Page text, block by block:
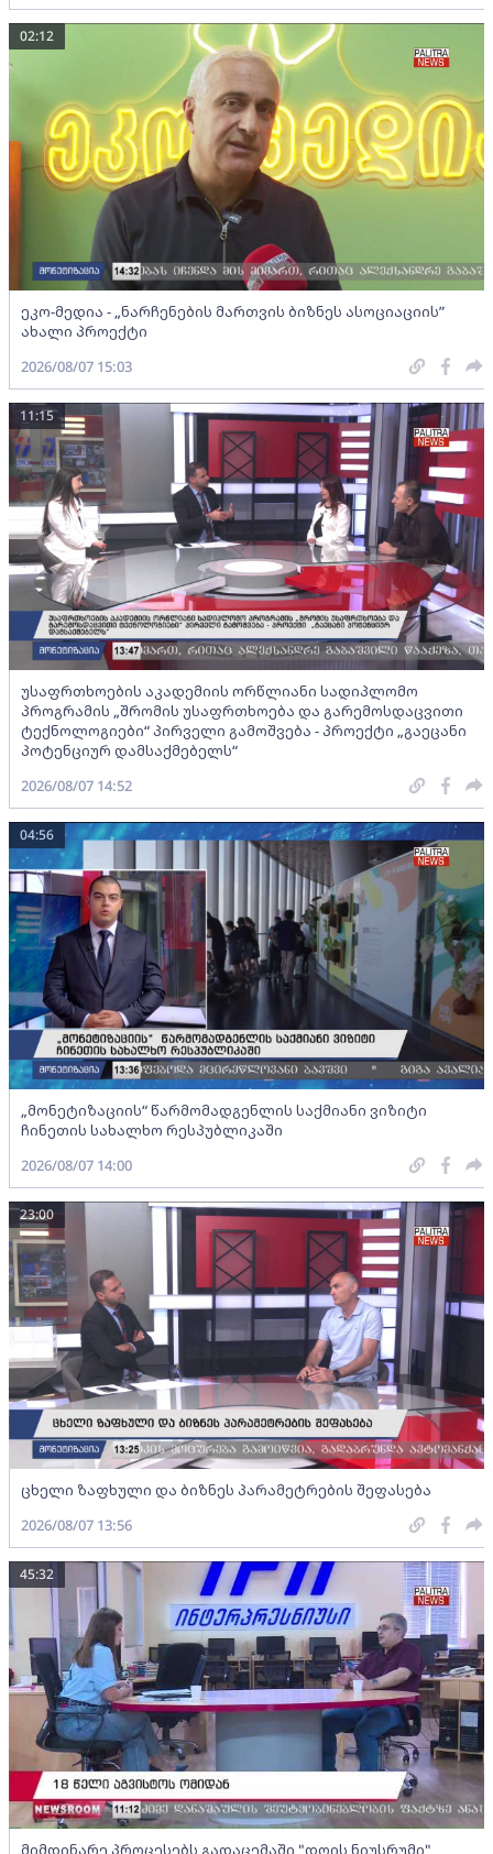
ეკო-მედია - „ნარჩენების მართვის ბიზნეს ასოციაციის”
ახალი პროექტი
02:12
2026/08/07 15:03
უსაფრთხოების აკადემიის ორწლიანი სადიპლომო
პროგრამის „შრომის უსაფრთხოება და გარემოსდაცვითი
ტექნოლოგიები“ პირველი გამოშვება - პროექტი „გაეცანი
პოტენციურ დამსაქმებელს“
11:15
2026/08/07 14:52
„მონეტიზაციის“ წარმომადგენლის საქმიანი ვიზიტი
ჩინეთის სახალხო რესპუბლიკაში
04:56
2026/08/07 14:00
ცხელი ზაფხული და ბიზნეს პარამეტრების შეფასება
23:00
2026/08/07 13:56
მიმდინარე პროცესებს გადაცემაში "დღის ნიუსრუმი"
45:32